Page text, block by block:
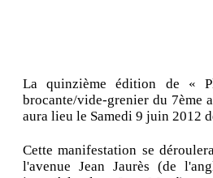
La quinzième édition de «
brocante/vide-grenier du 7ème
aura lieu le Samedi 9 juin 2012
Cette manifestation se
l'avenue Jean Jaurès (de